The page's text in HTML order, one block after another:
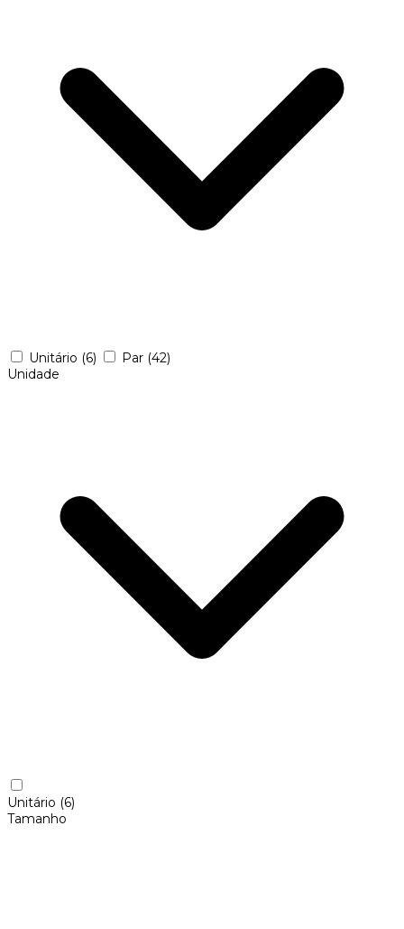
Unitário (6) Par (42)
Unidade
Unitário (6)
Tamanho